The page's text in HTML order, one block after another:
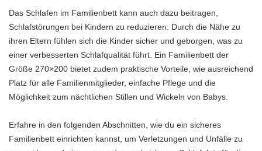
Das Schlafen im Familienbett kann auch dazu beitragen,
Schlafstörungen bei Kindern zu reduzieren. Durch die Nähe zu
ihren Eltern fühlen sich die Kinder sicher und geborgen, was zu
einer verbesserten Schlafqualität führt. Ein Familienbett der
Größe 270×200 bietet zudem praktische Vorteile, wie ausreichend
Platz für alle Familienmitglieder, einfache Pflege und die
Möglichkeit zum nächtlichen Stillen und Wickeln von Babys.
Erfahre in den folgenden Abschnitten, wie du ein sicheres
Familienbett einrichten kannst, um Verletzungen und Unfälle zu